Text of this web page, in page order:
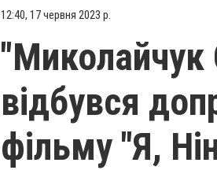
12:40, 17 червня 2023 р.
"Миколайчук
відбувся
фільму "Я,